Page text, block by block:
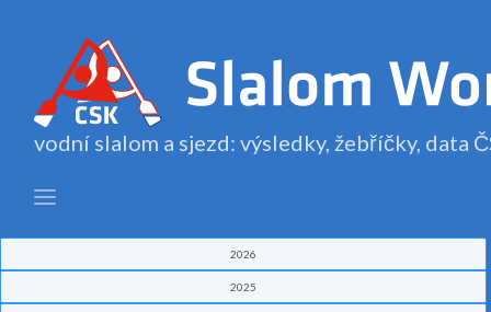
vodní slalom a sjezd: výsledky, žebříčky, data
2026
2025